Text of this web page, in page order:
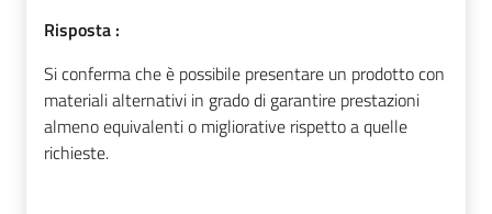
Risposta :
Si conferma che è possibile presentare un prodotto con
materiali alternativi in grado di garantire prestazioni
almeno equivalenti o migliorative rispetto a quelle
richieste.